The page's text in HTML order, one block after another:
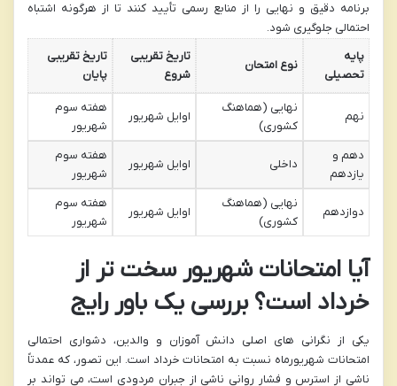
برنامه دقیق و نهایی را از منابع رسمی تأیید کنند تا از هرگونه اشتباه
احتمالی جلوگیری شود.
پایه
تحصیلی
نوع امتحان
تاریخ تقریبی
شروع
تاریخ تقریبی
پایان
نهم
نهایی (هماهنگ
کشوری)
اوایل شهریور
هفته سوم
شهریور
دهم و
یازدهم
داخلی اوایل شهریور
هفته سوم
شهریور
دوازدهم
نهایی (هماهنگ
کشوری)
اوایل شهریور
هفته سوم
شهریور
آیا امتحانات شهریور سخت تر از
خرداد است؟ بررسی یک باور رایج
یکی از نگرانی های اصلی دانش آموزان و والدین، دشواری احتمالی
امتحانات شهریورماه نسبت به امتحانات خرداد است. این تصور، که عمدتاً
ناشی از استرس و فشار روانی ناشی از جبران مردودی است، می تواند بر